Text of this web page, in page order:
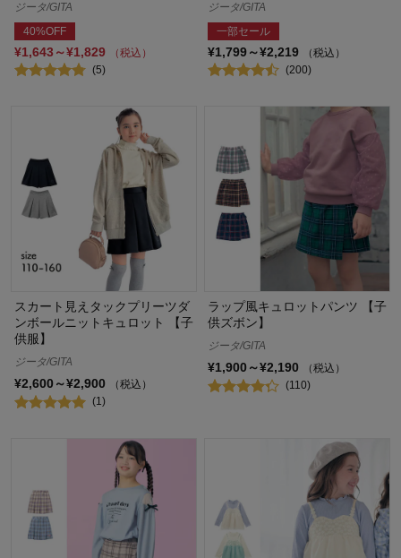
ジータ/GITA
40%OFF
¥1,643～¥1,829
（税込）
(5)
ジータ/GITA
一部セール
¥1,799～¥2,219
（税込）
(200)
スカート見えタックプリーツダ
ンボールニットキュロット 【子
供服】
ジータ/GITA
¥2,600～¥2,900
（税込）
(1)
ラップ風キュロットパンツ 【子
供ズボン】
ジータ/GITA
¥1,900～¥2,190
（税込）
(110)